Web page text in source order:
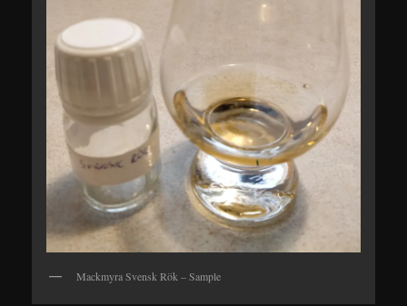
Mackmyra Svensk Rök – Sample